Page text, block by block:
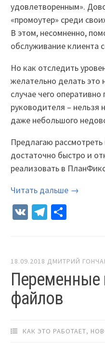
удовлетворенным».
«промоутер» среди
В этом, несомненно,
обслуживание клиента
Но как отследить
желательно делать это
случае чего
руководителя – нельзя
даже небольшого
Предлагаю
достаточно быстро и
реализовать в
Читать дальше →
VK Telegram
18.09.2018 ДМИТРИЙ
Переменные
файлов
КАК ЭТО РАБОТАЕТ,